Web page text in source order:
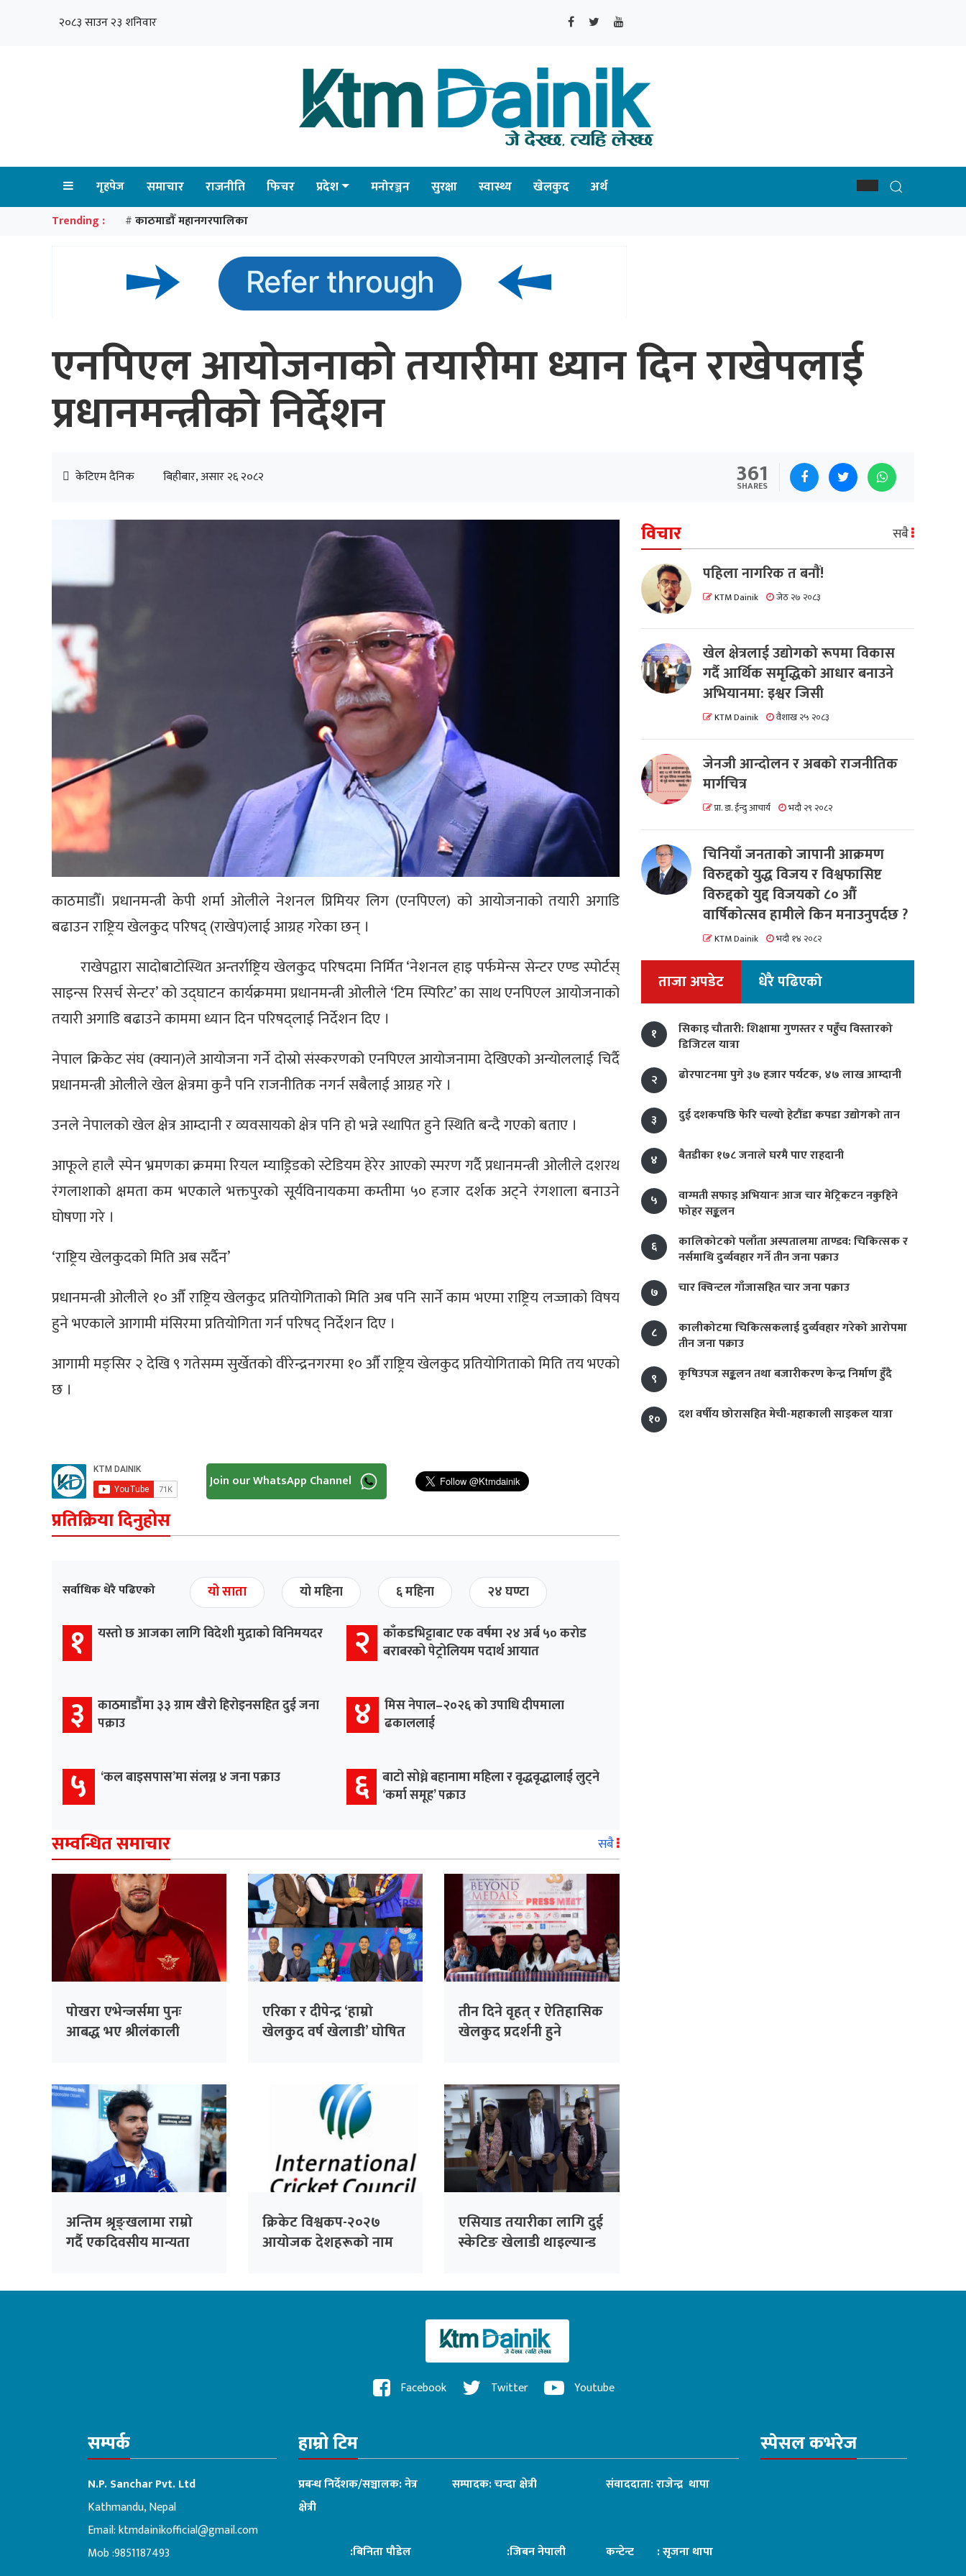
२०८३ साउन २३ शनिवार
गृहपेज समाचार राजनीति फिचर प्रदेश मनोरञ्जन सुरक्षा स्वास्थ्य खेलकुद अर्थ
Trending : # काठमाडौँ महानगरपालिका
एनपिएल आयोजनाको तयारीमा ध्यान दिन राखेपलाई
प्रधानमन्त्रीको निर्देशन
केटिएम दैनिक बिहीबार, असार २६ २०८२ 361
SHARES
काठमाडौँ। प्रधानमन्त्री केपी शर्मा ओलीले नेशनल प्रिमियर लिग (एनपिएल) को आयोजनाको तयारी अगाडि
बढाउन राष्ट्रिय खेलकुद परिषद् (राखेप)लाई आग्रह गरेका छन् ।
राखेपद्वारा सादोबाटोस्थित अन्तर्राष्ट्रिय खेलकुद परिषदमा निर्मित ‘नेशनल हाइ पर्फमेन्स सेन्टर एण्ड स्पोर्टस्
साइन्स रिसर्च सेन्टर’ को उद्घाटन कार्यक्रममा प्रधानमन्त्री ओलीले ‘टिम स्पिरिट’ का साथ एनपिएल आयोजनाको
तयारी अगाडि बढाउने काममा ध्यान दिन परिषद्लाई निर्देशन दिए ।
नेपाल क्रिकेट संघ (क्यान)ले आयोजना गर्ने दोस्रो संस्करणको एनपिएल आयोजनामा देखिएको अन्योललाई चिर्दै
प्रधानमन्त्री ओलीले खेल क्षेत्रमा कुनै पनि राजनीतिक नगर्न सबैलाई आग्रह गरे ।
उनले नेपालको खेल क्षेत्र आम्दानी र व्यवसायको क्षेत्र पनि हो भन्ने स्थापित हुने स्थिति बन्दै गएको बताए ।
आफूले हालै स्पेन भ्रमणका क्रममा रियल म्याड्रिडको स्टेडियम हेरेर आएको स्मरण गर्दै प्रधानमन्त्री ओलीले दशरथ
रंगलाशाको क्षमता कम भएकाले भक्तपुरको सूर्यविनायकमा कम्तीमा ५० हजार दर्शक अट्ने रंगशाला बनाउने
घोषणा गरे ।
‘राष्ट्रिय खेलकुदको मिति अब सर्दैन’
प्रधानमन्त्री ओलीले १० औँ राष्ट्रिय खेलकुद प्रतियोगिताको मिति अब पनि सार्ने काम भएमा राष्ट्रिय लज्जाको विषय
हुने भएकाले आगामी मंसिरमा प्रतियोगिता गर्न परिषद् निर्देशन दिए ।
आगामी मङ्सिर २ देखि ९ गतेसम्म सुर्खेतको वीरेन्द्रनगरमा १० औँ राष्ट्रिय खेलकुद प्रतियोगिताको मिति तय भएको
छ ।
Join our WhatsApp Channel
प्रतिक्रिया दिनुहोस
सर्वाधिक धेरै पढिएको यो साता यो महिना ६ महिना २४ घण्टा
१ यस्तो छ आजका लागि विदेशी मुद्राको विनिमयदर २
काँकडभिट्टाबाट एक वर्षमा २४ अर्ब ५० करोड
बराबरको पेट्रोलियम पदार्थ आयात
३
काठमाडौँमा ३३ ग्राम खैरो हिरोइनसहित दुई जना
पक्राउ
४
मिस नेपाल–२०२६ को उपाधि दीपमाला
ढकाललाई
५ ‘कल बाइसपास’मा संलग्न ४ जना पक्राउ ६ बाटो सोध्ने बहानामा महिला र वृद्धवृद्धालाई लुट्ने
‘कर्मा समूह’ पक्राउ
सम्वन्धित समाचार सबै
पोखरा एभेन्जर्समा पुनः
आबद्ध भए श्रीलंकाली
एरिका र दीपेन्द्र ‘हाम्रो
खेलकुद वर्ष खेलाडी’ घोषित
तीन दिने वृहत् र ऐतिहासिक
खेलकुद प्रदर्शनी हुने
अन्तिम श्रृङ्खलामा राम्रो
गर्दै एकदिवसीय मान्यता
क्रिकेट विश्वकप-२०२७
आयोजक देशहरूको नाम
एसियाड तयारीका लागि दुई
स्केटिङ खेलाडी थाइल्यान्ड
विचार सबै
पहिला नागरिक त बनाैं!
KTM Dainik जेठ २७ २०८३
खेल क्षेत्रलाई उद्योगको रूपमा विकास
गर्दै आर्थिक समृद्धिको आधार बनाउने
अभियानमा: इश्वर जिसी
KTM Dainik वैशाख २५ २०८३
जेनजी आन्दोलन र अबको राजनीतिक
मार्गचित्र
प्रा. डा. ईन्दु आचार्य भदौ २९ २०८२
चिनियाँ जनताको जापानी आक्रमण
विरुद्दको युद्ध विजय र विश्वफासिष्ट
विरुद्दको युद्द विजयको ८० औं
वार्षिकोत्सव हामीले किन मनाउनुपर्दछ ?
KTM Dainik भदौ १४ २०८२
ताजा अपडेट धेरै पढिएको
१
सिकाइ चौतारी: शिक्षामा गुणस्तर र पहुँच विस्तारको
डिजिटल यात्रा
२
ढोरपाटनमा पुगे ३७ हजार पर्यटक, ४७ लाख आम्दानी
३ दुई दशकपछि फेरि चल्यो हेटौंडा कपडा उद्योगको तान
४ बैतडीका १७८ जनाले घरमै पाए राहदानी
५
वाग्मती सफाइ अभियानः आज चार मेट्रिकटन नकुहिने
फोहर सङ्कलन
६
कालिकोटको पलाँता अस्पतालमा ताण्डव: चिकित्सक र
नर्समाथि दुर्व्यवहार गर्ने तीन जना पक्राउ
७
चार क्विन्टल गाँजासहित चार जना पक्राउ
८
कालीकोटमा चिकित्सकलाई दुर्व्यवहार गरेको आरोपमा
तीन जना पक्राउ
९
कृषिउपज सङ्कलन तथा बजारीकरण केन्द्र निर्माण हुँदै
१० दश वर्षीय छोरासहित मेची-महाकाली साइकल यात्रा
Facebook Twitter Youtube
सम्पर्क
N.P. Sanchar Pvt. Ltd
Kathmandu, Nepal
Email:ktmdainikofficial@gmail.com
Mob :9851187493
हाम्रो टिम
प्रबन्ध निर्देशक/सञ्चालक: नेत्र
क्षेत्री
सम्पादक: चन्दा क्षेत्री संवाददाता: राजेन्द्र थापा
:बिनिता पौडेल :जिबन नेपाली कन्टेन्ट : सृजना थापा
स्पेसल कभरेज